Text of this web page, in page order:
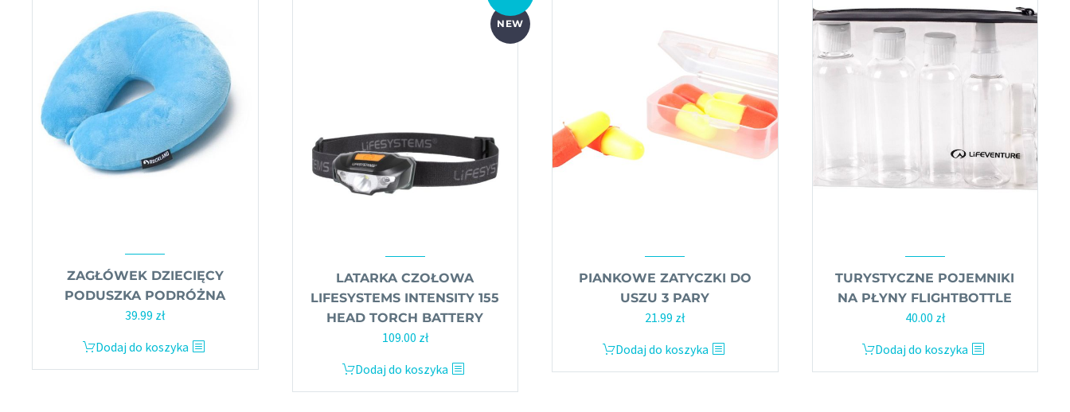
ZAGŁÓWEK DZIECIĘCY
PODUSZKA PODRÓŻNA
39.99 zł
Dodaj do koszyka
NEW
LATARKA CZOŁOWA
LIFESYSTEMS INTENSITY 155
HEAD TORCH BATTERY
Pierwotna
wynosiła:
119.00 zł.
109.00 złAktualna
wynosi:
109.00 zł.
Dodaj do koszyka
PIANKOWE ZATYCZKI DO
USZU 3 PARY
21.99 zł
Dodaj do koszyka
TURYSTYCZNE POJEMNIKI
NA PŁYNY FLIGHTBOTTLE
40.00 zł
Dodaj do koszyka